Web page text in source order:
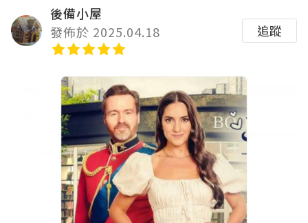
後備小屋
發佈於 2025.04.18
追蹤